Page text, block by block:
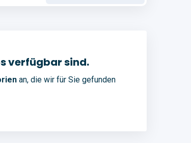
verfügbar sind.
an, die wir für Sie gefunden